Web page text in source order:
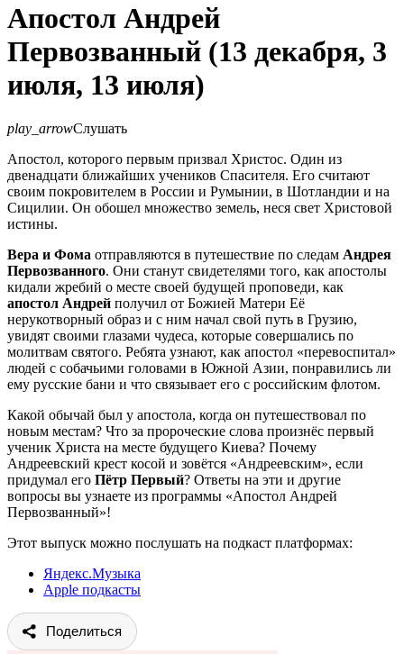
Апостол Андрей
Первозванный (13 декабря, 3
июля, 13 июля)
play_arrowСлушать
Апостол, которого первым призвал Христос. Один из
двенадцати ближайших учеников Спасителя. Его считают
своим покровителем в России и Румынии, в Шотландии и на
Сицилии. Он обошел множество земель, неся свет Христовой
истины.
Вера и Фома отправляются в путешествие по следам Андрея
Первозванного. Они станут свидетелями того, как апостолы
кидали жребий о месте своей будущей проповеди, как
апостол Андрей получил от Божией Матери Её
нерукотворный образ и с ним начал свой путь в Грузию,
увидят своими глазами чудеса, которые совершались по
молитвам святого. Ребята узнают, как апостол «перевоспитал»
людей с собачьими головами в Южной Азии, понравились ли
ему русские бани и что связывает его с российским флотом.
Какой обычай был у апостола, когда он путешествовал по
новым местам? Что за пророческие слова произнёс первый
ученик Христа на месте будущего Киева? Почему
Андреевский крест косой и зовётся «Андреевским», если
придумал его Пётр Первый? Ответы на эти и другие
вопросы вы узнаете из программы «Апостол Андрей
Первозванный»!
Этот выпуск можно послушать на подкаст платформах:
Яндекс.Музыка
Apple подкасты
Поделиться